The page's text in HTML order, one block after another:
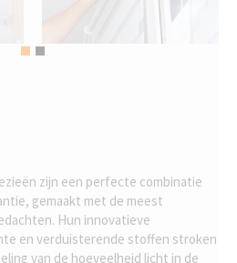
zijn een perfecte combinatie
gemaakt met de meest
Hun innovatieve
en verduisterende stoffen stroken
van de hoeveelheid licht in de